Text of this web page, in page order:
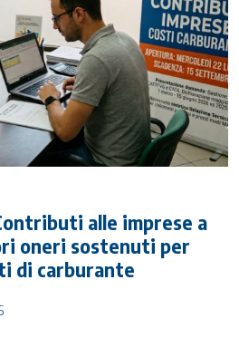
alle imprese a
oneri sostenuti per
di carburante